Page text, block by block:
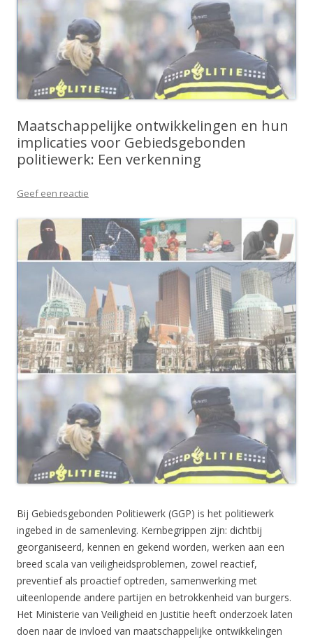
Maatschappelijke ontwikkelingen en hun
implicaties voor Gebiedsgebonden
politiewerk: Een verkenning
Geef een reactie
Bij Gebiedsgebonden Politiewerk (GGP) is het politiewerk
ingebed in de samenleving. Kernbegrippen zijn: dichtbij
georganiseerd, kennen en gekend worden, werken aan een
breed scala van veiligheidsproblemen, zowel reactief,
preventief als proactief optreden, samenwerking met
uiteenlopende andere partijen en betrokkenheid van burgers.
Het Ministerie van Veiligheid en Justitie heeft onderzoek laten
doen naar de invloed van maatschappelijke ontwikkelingen